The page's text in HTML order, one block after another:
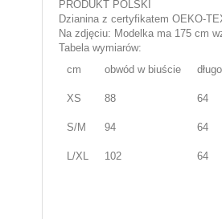
PRODUKT POLSKI
Dzianina z certyfikatem OEKO-
Na zdjęciu: Modelka ma 175 cm
Tabela wymiarów:
cm
obwód w biuście
XS 88 64
S/M 94 64
L/XL 102 64